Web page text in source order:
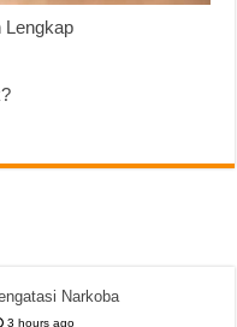
Lengkap
Narkoba
3 hours ago